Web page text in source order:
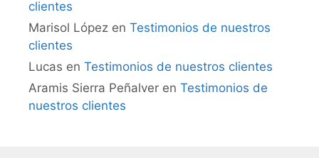
clientes
Marisol López en Testimonios de nuestros
clientes
Lucas en Testimonios de nuestros clientes
Aramis Sierra Peñalver en Testimonios de
nuestros clientes